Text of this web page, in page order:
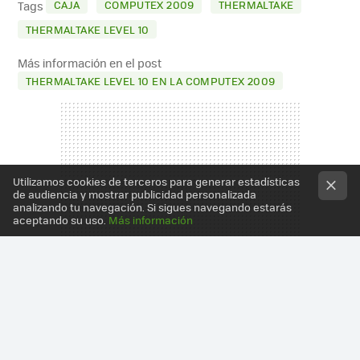
Tags CAJA COMPUTEX 2009
THERMALTAKE
THERMALTAKE LEVEL 10
Más información en el post
THERMALTAKE LEVEL 10 EN LA COMPUTEX 2009
Utilizamos cookies de terceros para generar estadísticas
de audiencia y mostrar publicidad personalizada
analizando tu navegación. Si sigues navegando estarás
aceptando su uso. Más información